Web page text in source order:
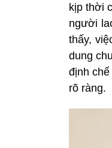
kịp thời
người
thấy,
dung
định
rõ ràng.